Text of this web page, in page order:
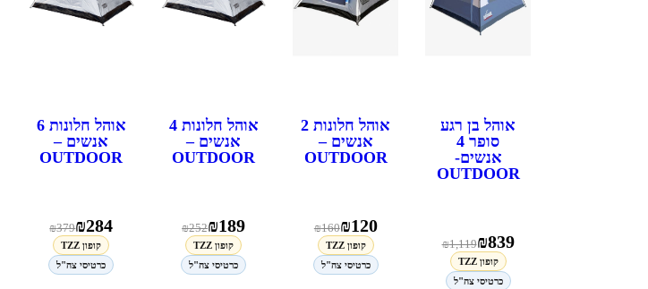
אוהל בן רגע
סופר 4
אנשים-
OUTDOOR
₪839
₪1,119
קופון TZZ
כרטיסי צה"ל
אוהל חלונות 2
אנשים –
OUTDOOR
₪120
₪160
קופון TZZ
כרטיסי צה"ל
אוהל חלונות 4
אנשים –
OUTDOOR
₪189
₪252
קופון TZZ
כרטיסי צה"ל
אוהל חלונות 6
אנשים –
OUTDOOR
₪284
₪379
קופון TZZ
כרטיסי צה"ל